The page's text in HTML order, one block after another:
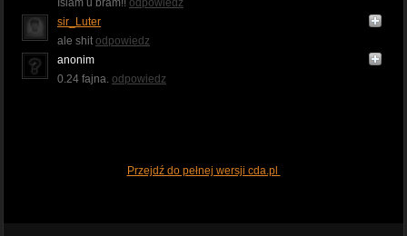
Islam u bram!! odpowiedz
sir_Luter
ale shit odpowiedz
anonim
0.24 fajna. odpowiedz
Przejdź do pełnej wersji cda.pl